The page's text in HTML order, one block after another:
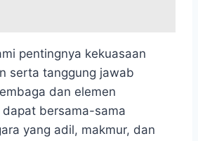
pentingnya kekuasaan
serta tanggung jawab
dan elemen
bersama-sama
yang adil, makmur, dan